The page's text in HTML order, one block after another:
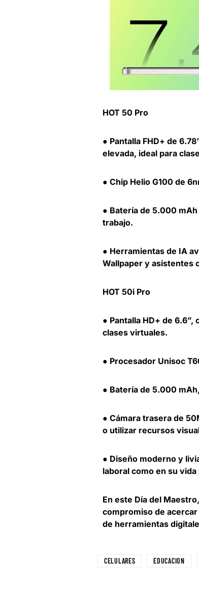
HOT 50 Pro
● Pantalla FHD+ de
elevada, ideal para
● Chip Helio G100 de
● Batería de 5.000
trabajo.
● Herramientas de IA
Wallpaper y asistentes
HOT 50i Pro
● Pantalla HD+ de
clases virtuales.
● Procesador Unisoc
● Batería de 5.000
● Cámara trasera de
o utilizar recursos
● Diseño moderno y
laboral como en su
En este Día del
compromiso de
de herramientas
CELULARES EDUCACION